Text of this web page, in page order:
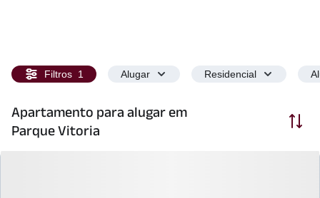
Filtros 1 Alugar Residencial
Apartamento para alugar em
Parque Vitoria
Ordenar